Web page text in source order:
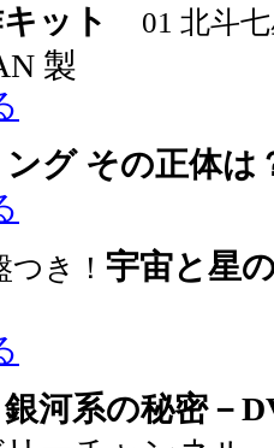
キット
01 北斗
製
グ その正体は
き！ 宇宙と星
河系の秘密－